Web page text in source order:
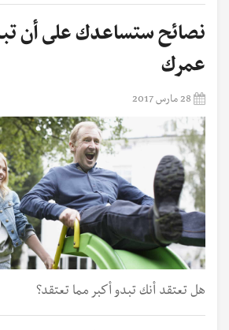
نصائح ستساعدك على أن
عمرك
28 مارس 2017
هل تعتقد أنك تبدو أكبر مما تعتقد؟